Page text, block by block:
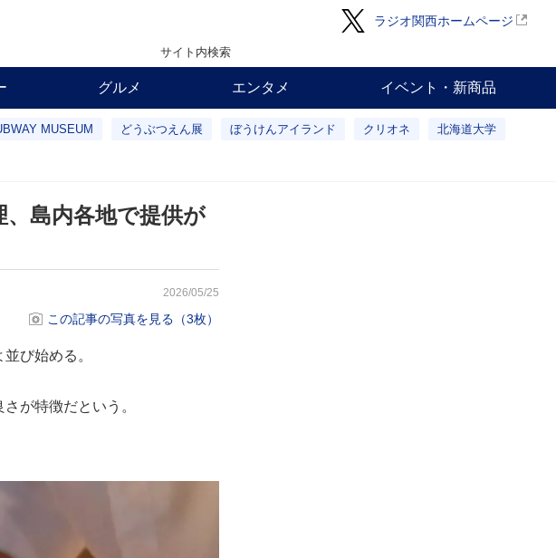
ラジオ関西ホームページ
サイト内検索
グルメ エンタメ イベント・新商品
MUSEUM どうぶつえん展 ぼうけんアイランド クリオネ 北海道大学
島内各地で提供が
2026/05/25
この記事の写真を見る（3枚）
び始める。
が特徴だという。